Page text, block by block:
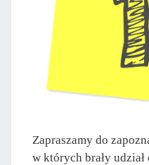
Zapraszamy do
w których brały